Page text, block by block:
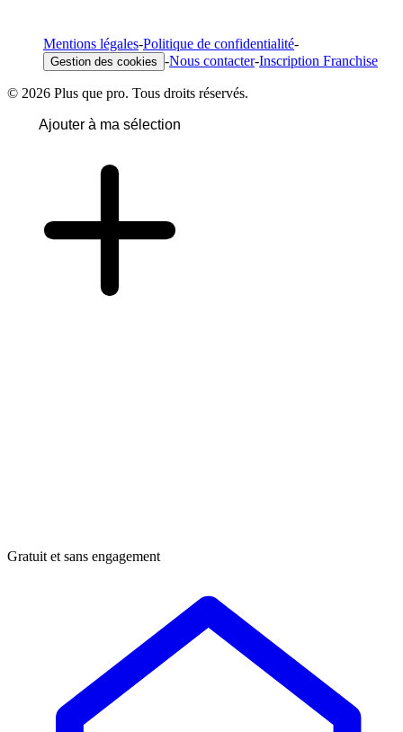
Mentions légales-Politique de confidentialité-
Gestion des cookies -Nous contacter-Inscription Franchise
© 2026 Plus que pro. Tous droits réservés.
Ajouter à ma sélection
Gratuit et sans engagement